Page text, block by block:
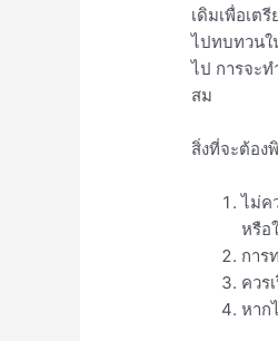
เดิมเพื่อเต
ไปทบทวนใ
ไป การจะ
สม
สิ่งที่จะต้อง
ไม่ค
หรือ
การ
ควร
หาก